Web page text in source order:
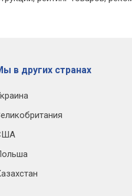
в других странах